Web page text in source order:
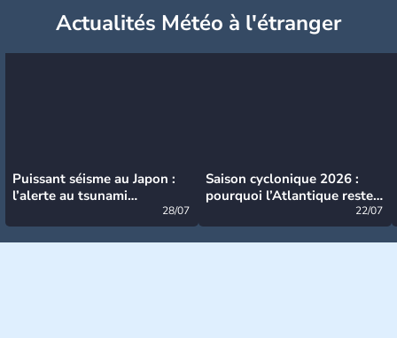
Actualités Météo à l'étranger
Puissant séisme au Japon :
l’alerte au tsunami
28/07
Saison cyclonique 2026 :
pourquoi l’Atlantique reste
22/07